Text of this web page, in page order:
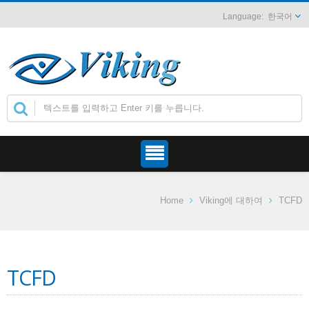
한국어
Home Viking에 대하여 TCFD
TCFD